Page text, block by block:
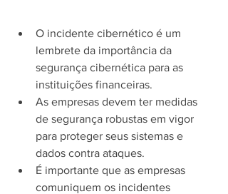
O incidente cibernético é um
lembrete da importância da
segurança cibernética para as
instituições financeiras.
As empresas devem ter medidas
de segurança robustas em vigor
para proteger seus sistemas e
dados contra ataques.
É importante que as empresas
comuniquem os incidentes